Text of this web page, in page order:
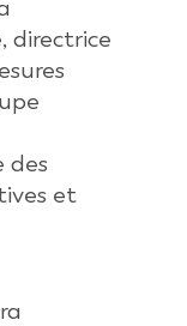
directrice
des
et